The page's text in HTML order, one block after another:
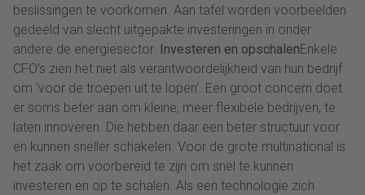
beslissingen te voorkomen. Aan tafel worden voorbeelden
gedeeld van slecht uitgepakte investeringen in onder
andere de energiesector.
Investeren en opschalenEnkele
CFO’s zien het niet als verantwoordelijkheid van hun bedrijf
om ‘voor de troepen uit te lopen’. Een groot concern doet
er soms beter aan om kleine, meer flexibele bedrijven, te
laten innoveren. Die hebben daar een beter structuur voor
en kunnen sneller schakelen. Voor de grote multinational is
het zaak om voorbereid te zijn om snel te kunnen
investeren en op te schalen. Als een technologie zich